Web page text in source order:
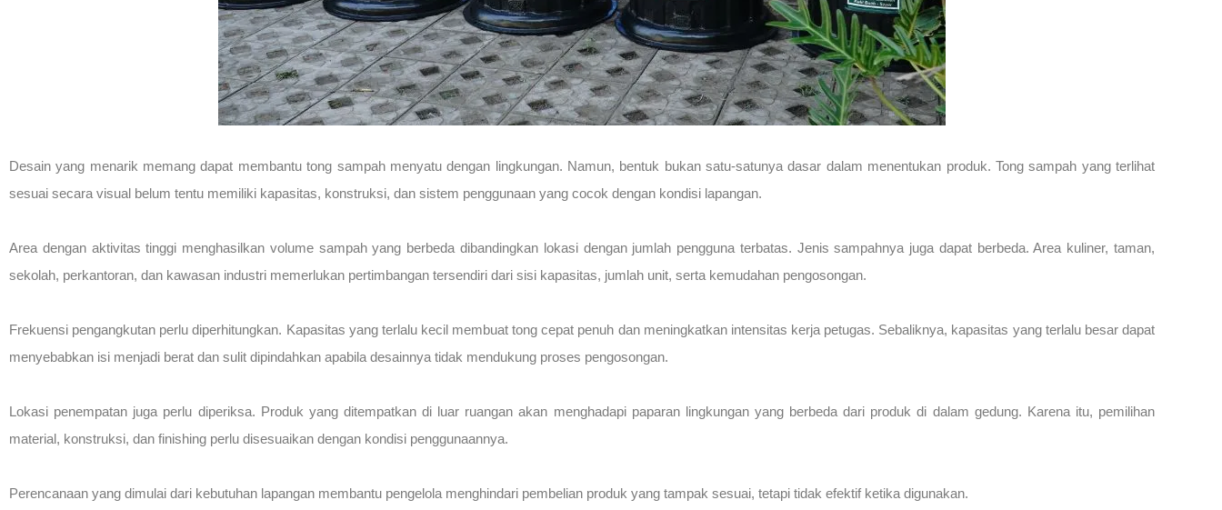
Desain yang menarik memang dapat membantu tong sampah menyatu dengan lingkungan. Namun, bentuk bukan satu-satunya dasar dalam menentukan produk. Tong sampah yang terlihat
sesuai secara visual belum tentu memiliki kapasitas, konstruksi, dan sistem penggunaan yang cocok dengan kondisi lapangan.
Area dengan aktivitas tinggi menghasilkan volume sampah yang berbeda dibandingkan lokasi dengan jumlah pengguna terbatas. Jenis sampahnya juga dapat berbeda. Area kuliner, taman,
sekolah, perkantoran, dan kawasan industri memerlukan pertimbangan tersendiri dari sisi kapasitas, jumlah unit, serta kemudahan pengosongan.
Frekuensi pengangkutan perlu diperhitungkan. Kapasitas yang terlalu kecil membuat tong cepat penuh dan meningkatkan intensitas kerja petugas. Sebaliknya, kapasitas yang terlalu besar dapat
menyebabkan isi menjadi berat dan sulit dipindahkan apabila desainnya tidak mendukung proses pengosongan.
Lokasi penempatan juga perlu diperiksa. Produk yang ditempatkan di luar ruangan akan menghadapi paparan lingkungan yang berbeda dari produk di dalam gedung. Karena itu, pemilihan
material, konstruksi, dan finishing perlu disesuaikan dengan kondisi penggunaannya.
Perencanaan yang dimulai dari kebutuhan lapangan membantu pengelola menghindari pembelian produk yang tampak sesuai, tetapi tidak efektif ketika digunakan.